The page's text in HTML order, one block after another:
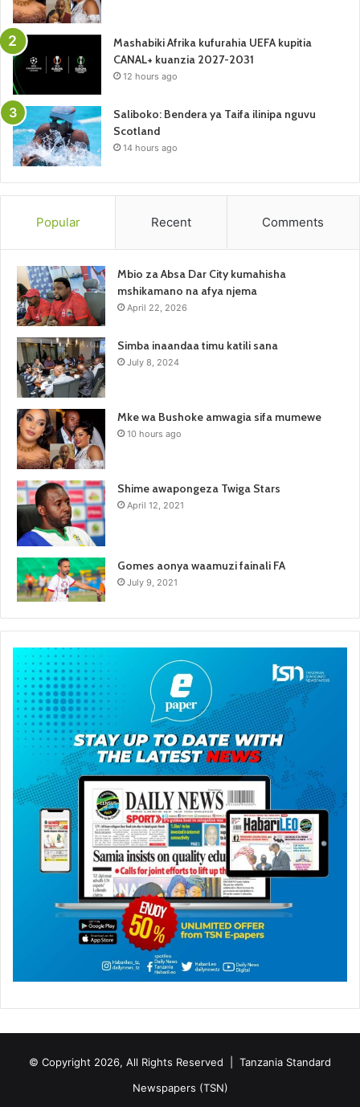
Mashabiki Afrika kufurahia UEFA kupitia
CANAL+ kuanzia 2027-2031
12 hours ago
Saliboko: Bendera ya Taifa ilinipa nguvu
Scotland
14 hours ago
Popular Recent Comments
Mbio za Absa Dar City kumahisha
mshikamano na afya njema
April 22, 2026
Simba inaandaa timu katili sana
July 8, 2024
Mke wa Bushoke amwagia sifa mumewe
10 hours ago
Shime awapongeza Twiga Stars
April 12, 2021
Gomes aonya waamuzi fainali FA
July 9, 2021
© Copyright 2026, All Rights Reserved | Tanzania Standard
Newspapers (TSN)